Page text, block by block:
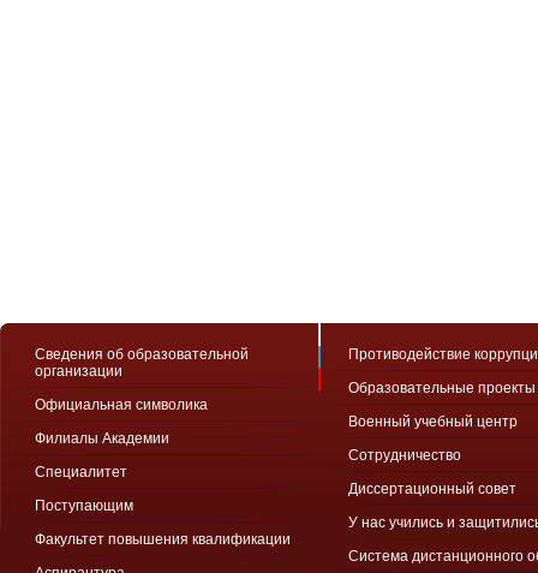
Сведения об образовательной
организации
Официальная символика
Филиалы Академии
Специалитет
Поступающим
Факультет повышения квалификации
Противодействие
Образовательные проекты
Военный учебный центр
Сотрудничество
Диссертационный совет
У нас учились и
Система дистанционного